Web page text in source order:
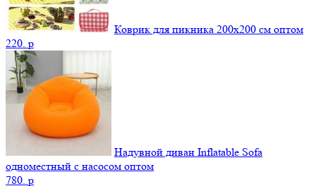
Коврик для пикника 200х200 см оптом
220. p
Надувной диван Inflatable Sofa
одноместный с насосом оптом
780. p